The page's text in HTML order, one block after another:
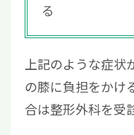
る
上記のような症状
の膝に負担をかけ
合は整形外科を受